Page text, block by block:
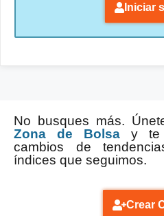
Iniciar
No busques más.
Zona de Bolsa y te
cambios de
índices que seguimos.
Crear